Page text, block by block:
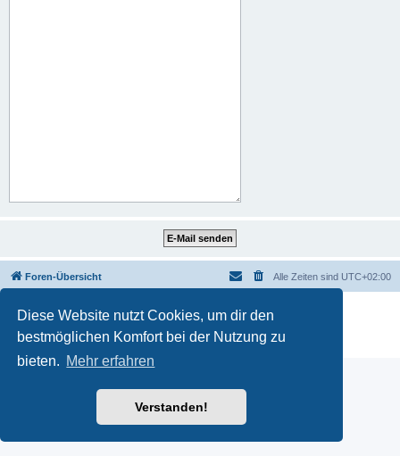
Diese Website nutzt Cookies, um dir den
bestmöglichen Komfort bei der Nutzung zu
bieten. Mehr erfahren
Verstanden!
Foren-Übersicht Alle Zeiten sind UTC+02:00
Powered by phpBB
® Forum Software © phpBB Limited
Deutsche Übersetzung durch
Datenschutz|Nutzungsbedingungen